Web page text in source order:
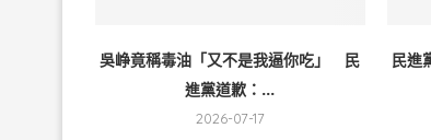
吳峥竟稱毒油「又不是我逼你吃」 民
進黨道歉：...
2026-07-17
民進